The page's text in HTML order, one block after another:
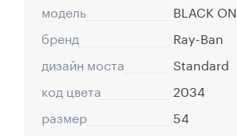
модель
BLACK
бренд
Ray-Ban
дизайн моста
Standard
код цвета
2034
размер
54